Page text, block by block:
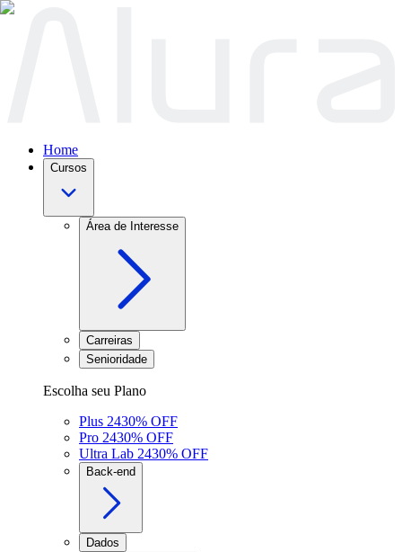
Home
Cursos
Área de Interesse
Carreiras
Senioridade
Escolha seu Plano
Plus 2430% OFF
Pro 2430% OFF
Ultra Lab 2430% OFF
Back-end
Dados